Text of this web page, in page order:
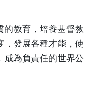
的教育，培養基督教
，發展各種才能，使
成為負責任的世界公